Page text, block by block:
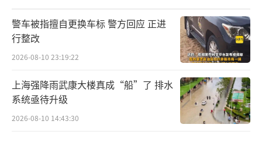
警车被指擅自更换车标 警方回应 正进
行整改
2026-08-10 23:19:22
上海强降雨武康大楼真成“船”了 排水
系统亟待升级
2026-08-10 14:43:30